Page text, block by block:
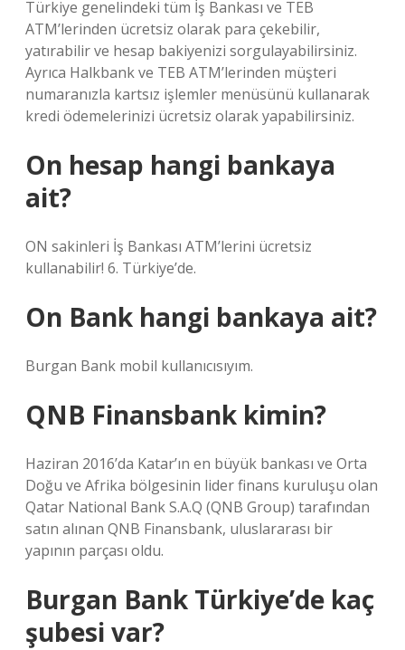
Türkiye genelindeki tüm İş Bankası ve TEB
ATM’lerinden ücretsiz olarak para çekebilir,
yatırabilir ve hesap bakiyenizi sorgulayabilirsiniz.
Ayrıca Halkbank ve TEB ATM’lerinden müşteri
numaranızla kartsız işlemler menüsünü kullanarak
kredi ödemelerinizi ücretsiz olarak yapabilirsiniz.
On hesap hangi bankaya
ait?
ON sakinleri İş Bankası ATM’lerini ücretsiz
kullanabilir! 6. Türkiye’de.
On Bank hangi bankaya ait?
Burgan Bank mobil kullanıcısıyım.
QNB Finansbank kimin?
Haziran 2016’da Katar’ın en büyük bankası ve Orta
Doğu ve Afrika bölgesinin lider finans kuruluşu olan
Qatar National Bank S.A.Q (QNB Group) tarafından
satın alınan QNB Finansbank, uluslararası bir
yapının parçası oldu.
Burgan Bank Türkiye’de kaç
şubesi var?